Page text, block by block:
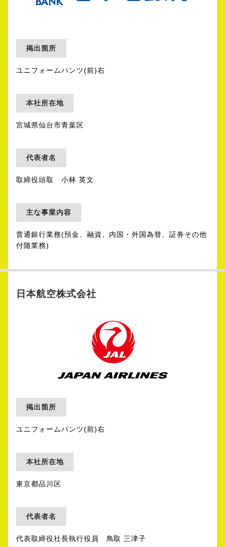
掲出箇所
ユニフォームパンツ(前)右
本社所在地
宮城県仙台市青葉区
代表者名
取締役頭取 小林 英文
主な事業内容
普通銀行業務(預金、融資、内国・外国為替、証券その他
付随業務)
日本航空株式会社
掲出箇所
ユニフォームパンツ(前)右
本社所在地
東京都品川区
代表者名
代表取締役社長執行役員 鳥取 三津子